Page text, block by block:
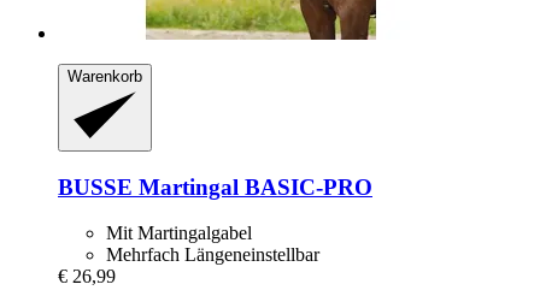
Warenkorb
BUSSE Martingal BASIC-​PRO
Mit Martingalgabel
Mehrfach Längeneinstellbar
€ 26,99